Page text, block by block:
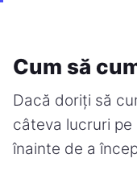
Cum să
Dacă doriți să
câteva lucruri
înainte de a